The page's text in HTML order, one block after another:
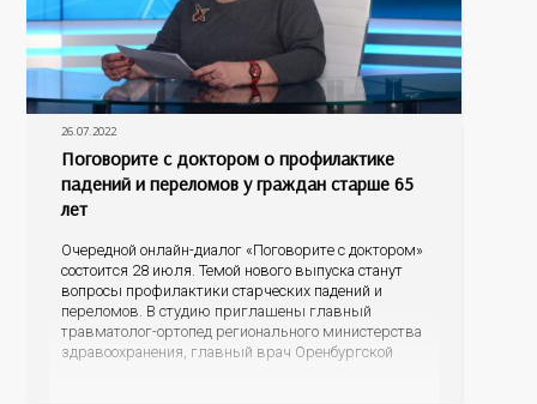
26.07.2022
Поговорите с доктором о профилактике
падений и переломов у граждан старше 65
лет
Очередной онлайн-диалог «Поговорите с доктором»
состоится 28 июля. Темой нового выпуска станут
вопросы профилактики старческих падений и
переломов. В студию приглашены главный
травматолог-ортопед регионального министерства
здравоохранения, главный врач Оренбургской